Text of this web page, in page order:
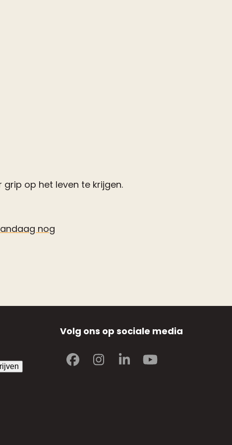
op het leven te krijgen.
nog
Volg ons op sociale media
Facebook
Instagram
LinkedInYouTube